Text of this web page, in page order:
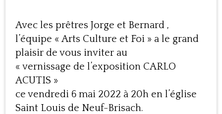
Avec les prêtres Jorge et Bernard ,
l’équipe « Arts Culture et Foi » a le grand
plaisir de vous inviter au
« vernissage de l’exposition CARLO
ACUTIS »
ce vendredi 6 mai 2022 à 20h en l’église
Saint Louis de Neuf-Brisach.